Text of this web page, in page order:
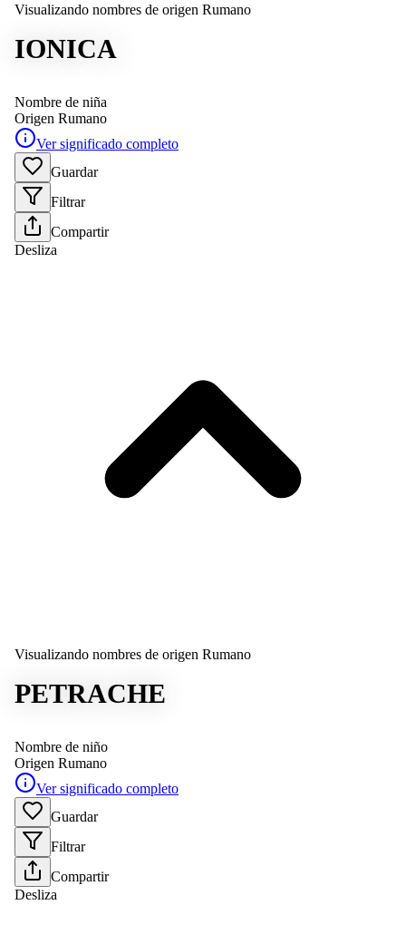
Visualizando nombres de origen Rumano
IONICA
Nombre de niña
Origen Rumano
Ver significado completo
Guardar
Filtrar
Compartir
Desliza
Visualizando nombres de origen Rumano
PETRACHE
Nombre de niño
Origen Rumano
Ver significado completo
Guardar
Filtrar
Compartir
Desliza